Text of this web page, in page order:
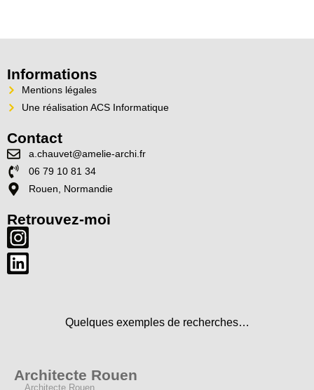
Informations
Mentions légales
Une réalisation ACS Informatique
Contact
a.chauvet@amelie-archi.fr
06 79 10 81 34
Rouen, Normandie
Retrouvez-moi
Quelques exemples de recherches…
Architecte Rouen
Architecte Rouen